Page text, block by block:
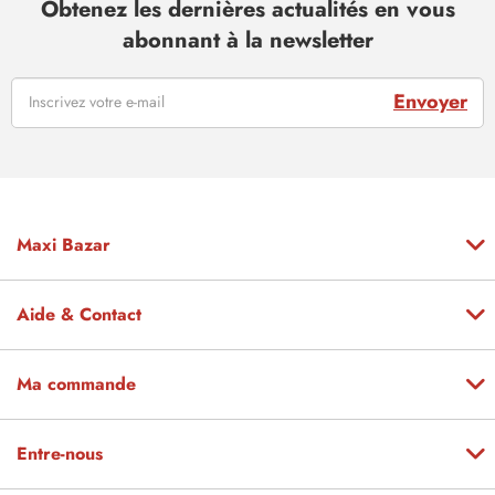
Obtenez les dernières actualités en vous
abonnant à la newsletter
Envoyer
Maxi Bazar
Aide & Contact
Ma commande
Entre-nous